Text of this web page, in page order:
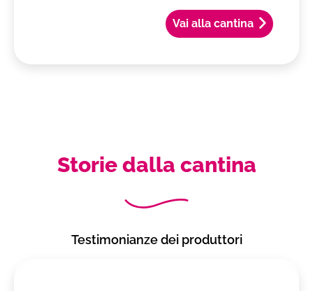
Vai alla cantina
Storie dalla cantina
Testimonianze dei produttori